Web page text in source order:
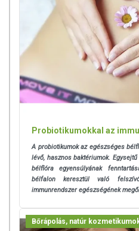
Probiotikumokkal az
A probiotikumok az egészséges
lévő, hasznos baktériumok.
bélflóra egyensúlyának
bélfalon keresztül való
immunrendszer egészségének
Bőrápolás, natúr